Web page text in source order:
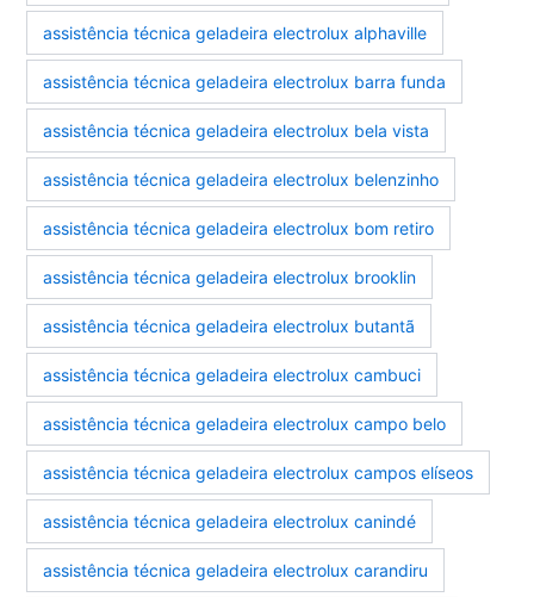
assistência técnica geladeira electrolux alphaville
assistência técnica geladeira electrolux barra funda
assistência técnica geladeira electrolux bela vista
assistência técnica geladeira electrolux belenzinho
assistência técnica geladeira electrolux bom retiro
assistência técnica geladeira electrolux brooklin
assistência técnica geladeira electrolux butantã
assistência técnica geladeira electrolux cambuci
assistência técnica geladeira electrolux campo belo
assistência técnica geladeira electrolux campos elíseos
assistência técnica geladeira electrolux canindé
assistência técnica geladeira electrolux carandiru